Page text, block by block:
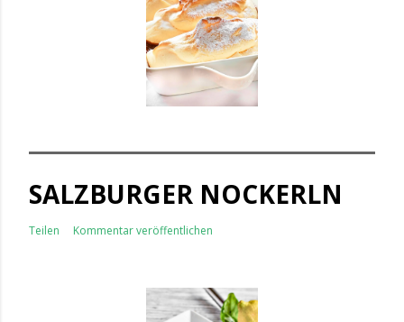
SALZBURGER NOCKERLN
Teilen Kommentar veröffentlichen